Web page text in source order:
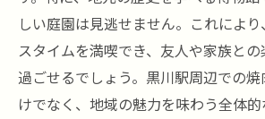
しい庭園は見逃せません。これによ
スタイムを満喫でき、友人や家族と
過ごせるでしょう。黒川駅周辺での
けでなく、地域の魅力を味わう全体